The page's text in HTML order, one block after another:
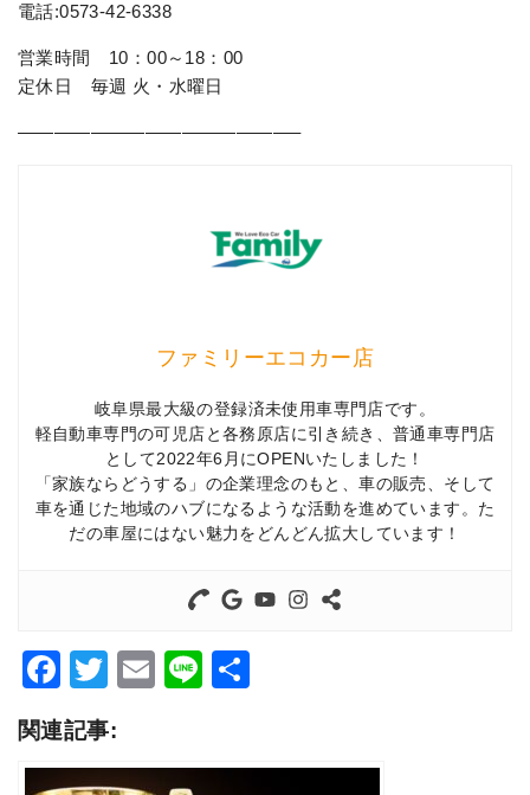
電話:0573-42-6338
営業時間 10：00～18：00
定休日 毎週 火・水曜日
———————————————–
ファミリーエコカー店
岐阜県最大級の登録済未使用車専門店です。
軽自動車専門の可児店と各務原店に引き続き、普通車専門店
として2022年6月にOPENいたしました！
「家族ならどうする」の企業理念のもと、車の販売、そして
車を通じた地域のハブになるような活動を進めています。た
だの車屋にはない魅力をどんどん拡大しています！
Facebook
Twitter
Email
Line
関連記事: